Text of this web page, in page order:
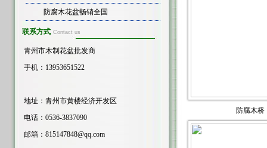
防腐木花盆畅销全国
联系方式 Contact us
青州市木制花盆批发商
手机：13953651522
地址：青州市黄楼经济开发区
电话：0536-3837090
邮箱： 815147848@qq.com
防腐木桥